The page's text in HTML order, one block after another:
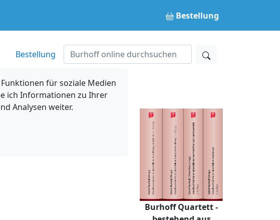
Bestellung
Bestellung
für soziale Medien
ich Informationen zu Ihrer
Analysen weiter.
Burhoff Quartett -